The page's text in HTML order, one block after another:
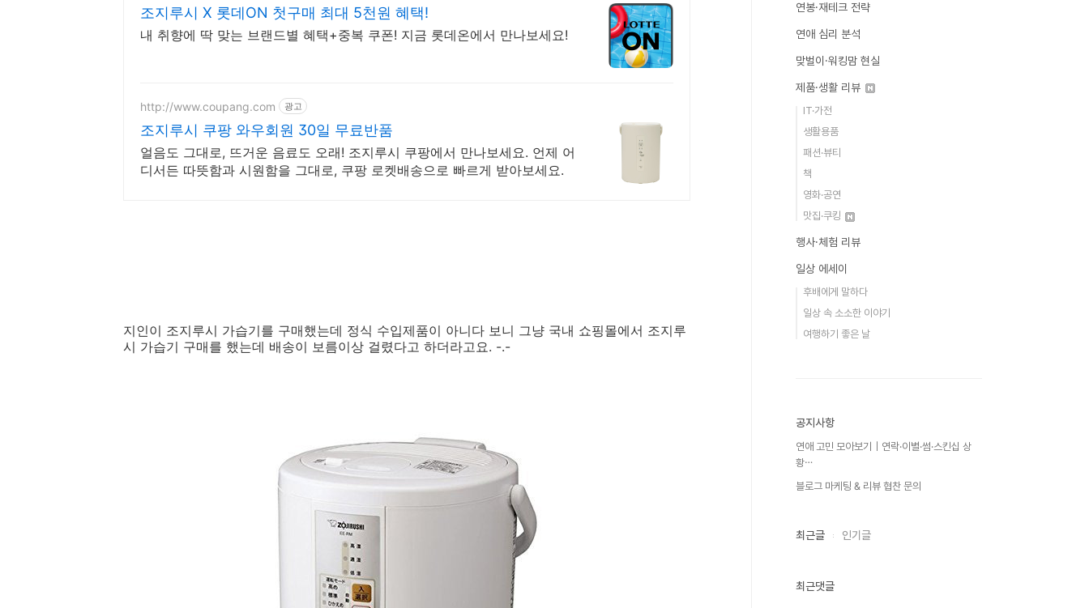
조지루시 X 롯데ON 첫구매 최대 5천원 혜택!
내 취향에 딱 맞는 브랜드별 혜택+중복 쿠폰! 지금 롯데온에서 만나보세요!
http://www.coupang.com 광고
조지루시 쿠팡 와우회원 30일 무료반품
얼음도 그대로, 뜨거운 음료도 오래! 조지루시 쿠팡에서 만나보세요. 언제 어
디서든 따뜻함과 시원함을 그대로, 쿠팡 로켓배송으로 빠르게 받아보세요.
지인이 조지루시 가습기를 구매했는데 정식 수입제품이 아니다 보니 그냥 국내 쇼핑몰에서 조지루
시 가습기 구매를 했는데 배송이 보름이상 걸렸다고 하더라고요. -.-
연봉·재테크 전략
연애 심리 분석
맞벌이·워킹맘 현실
제품·생활 리뷰
IT·가전
생활용품
패션·뷰티
책
영화·공연
맛집·쿠킹
행사·체험 리뷰
일상 에세이
후배에게 말하다
일상 속 소소한 이야기
여행하기 좋은 날
공지사항
연애 고민 모아보기｜연락·이별·썸·스킨십 상
황⋯
블로그 마케팅 & 리뷰 협찬 문의
최근글 인기글
최근댓글